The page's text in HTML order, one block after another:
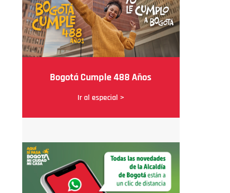
Bogotá Cumple 488 Años
Ir al especial >